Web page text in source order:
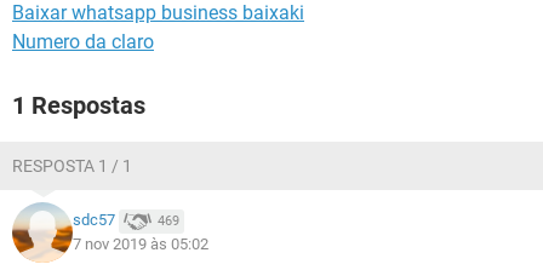
Baixar whatsapp business baixaki
Numero da claro
1 Respostas
RESPOSTA 1 / 1
sdc57 469
7 nov 2019 às 05:02